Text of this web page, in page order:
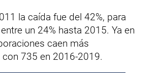
la caída fue del 42%, para
un 24% hasta 2015. Ya en
caen más
735 en 2016-2019.